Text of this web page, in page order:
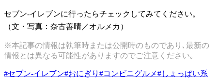
セブン-イレブンに行ったらチェックしてみてください。
（文・写真：奈古善晴／オルメカ）
※本記事の情報は執筆時または公開時のものであり､最新の
情報とは異なる可能性がありますのでご注意ください｡
#セブン-イレブン#おにぎり #コンビニグルメ#しょっぱい系